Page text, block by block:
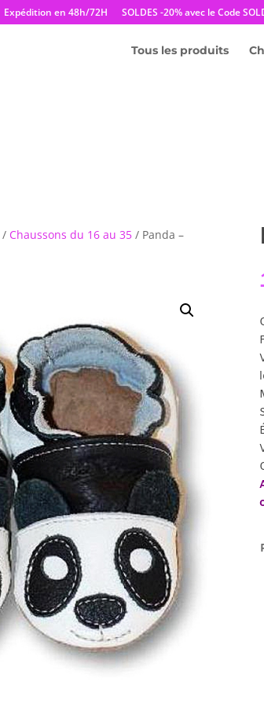
Expédition en 48h/72H SOLDES -20% avec le Code
Tous les produits
/ Chaussons du 16 au 35 / Panda –